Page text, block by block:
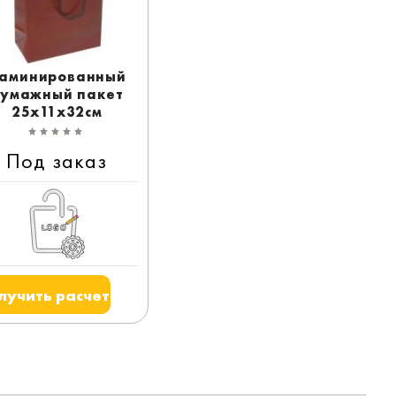
пакет
25x11x32см
Под заказ
расчет